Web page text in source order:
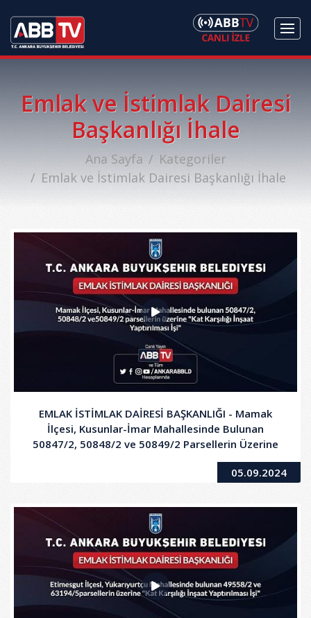
Emlak ve İstimlak Dairesi
Başkanlığı İhale
Ana Sayfa
Kategoriler
Emlak ve İstimlak Dairesi Başkanlığı İhale
EMLAK İSTİMLAK DAİRESİ BAŞKANLIĞI - Mamak
İlçesi, Kusunlar-İmar Mahallesinde Bulunan
50847/2, 50848/2 ve 50849/2 Parsellerin Üzerine
"Kat Karşılığı İnşaat Yaptırılması İşi"
05.09.2024